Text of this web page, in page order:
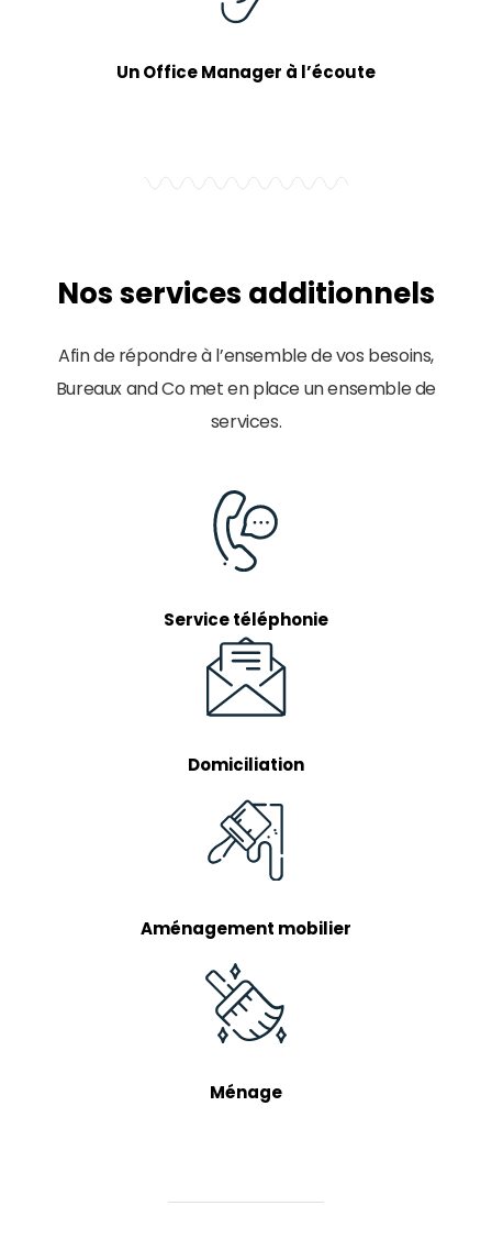
Un Office Manager à l’écoute
Nos services additionnels
Afin de répondre à l’ensemble de vos besoins,
Bureaux and Co met en place un ensemble de
services.
Service téléphonie
Domiciliation
Aménagement mobilier
Ménage